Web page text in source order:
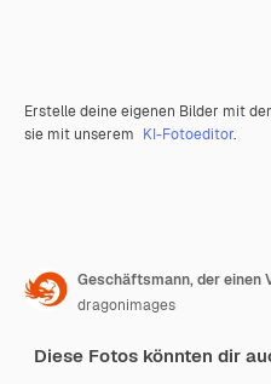
Erstelle deine eigenen Bilder mit
sie mit unserem KI-Fotoeditor.
dragonimages
Diese Fotos könnten dir